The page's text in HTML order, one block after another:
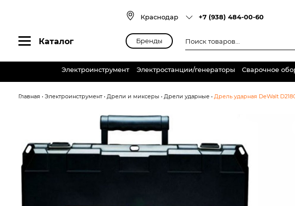
Краснодар +7 (938) 484-00-60
Каталог Бренды товаров
Электроинструмент Электростанции/генераторы Сварочное
Главная • Электроинструмент• Дрели и миксеры • Дрели ударные • Дрель ударная DeWalt